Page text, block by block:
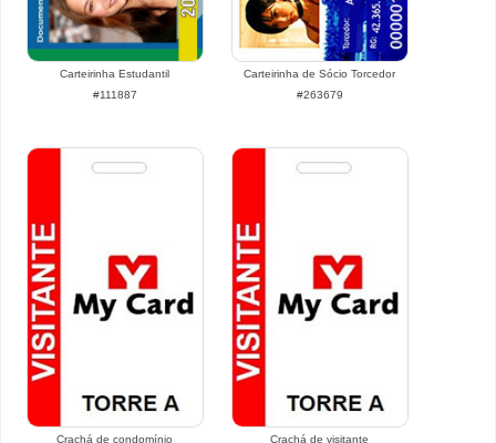
Carteirinha Estudantil
#111887
Carteirinha de Sócio Torcedor
#263679
Crachá de condomínio
Crachá de visitante